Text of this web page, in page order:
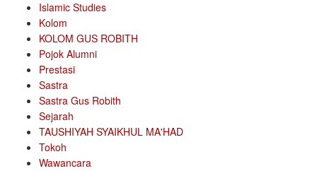
Islamic Studies
Kolom
KOLOM GUS ROBITH
Pojok Alumni
Prestasi
Sastra
Sastra Gus Robith
Sejarah
TAUSHIYAH SYAIKHUL MA'HAD
Tokoh
Wawancara